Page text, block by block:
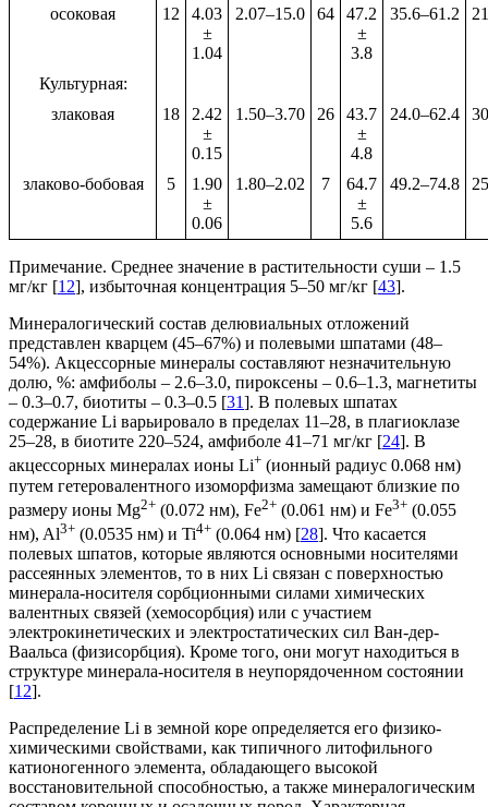
осоковая 12
4.03
±
1.04
2.07–15.0 64
47.2
±
3.8
35.6–61.2 21
Культурная:
злаковая
18
2.42
±
0.15
1.50–3.70 26
43.7
±
4.8
24.0–62.4 30
злаково-бобовая 5
1.90
±
0.06
1.80–2.02 7
64.7
±
5.6
49.2–74.8 25
Примечание. Среднее значение в растительности суши – 1.5
мг/кг [12], избыточная концентрация 5–50 мг/кг [43].
Минералогический состав делювиальных отложений
представлен кварцем (45–67%) и полевыми шпатами (48–
54%). Акцессорные минералы составляют незначительную
долю, %: амфиболы – 2.6–3.0, пироксены – 0.6–1.3, магнетиты
– 0.3–0.7, биотиты – 0.3–0.5 [31]. В полевых шпатах
содержание Li варьировало в пределах 11–28, в плагиоклазе
25–28, в биотите 220–524, амфиболе 41–71 мг/кг [24]. В
акцессорных минералах ионы Li+ (ионный радиус 0.068 нм)
путем гетеровалентного изоморфизма замещают близкие по
размеру ионы Mg2+ (0.072 нм), Fe2+ (0.061 нм) и Fe3+ (0.055
нм), Al3+ (0.0535 нм) и Ti4+ (0.064 нм) [28]. Что касается
полевых шпатов, которые являются основными носителями
рассеянных элементов, то в них Li связан с поверхностью
минерала-носителя сорбционными силами химических
валентных связей (хемосорбция) или с участием
электрокинетических и электростатических сил Ван-дер-
Ваальса (физисорбция). Кроме того, они могут находиться в
структуре минерала-носителя в неупорядоченном состоянии
[12].
Распределение Li в земной коре определяется его физико-
химическими свойствами, как типичного литофильного
катионогенного элемента, обладающего высокой
восстановительной способностью, а также минералогическим